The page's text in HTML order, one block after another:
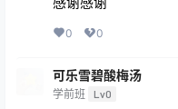
0 0
可乐雪碧酸梅汤
学前班 Lv0